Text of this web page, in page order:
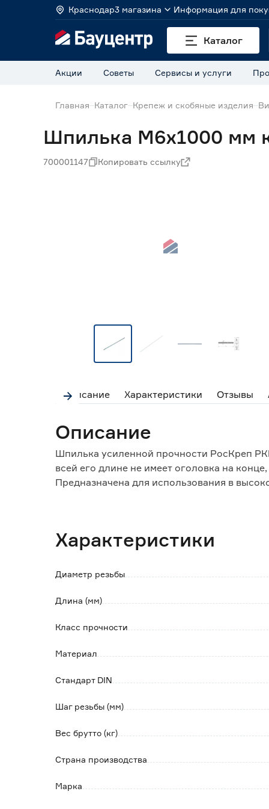
Краснодар3 магазина Информация для
Каталог
Акции Советы Сервисы и услуги
Главная Каталог Крепеж и скобяные изделия
Шпилька М6х1000 мм
700001147 Копировать ссылку
Описание Характеристики Отзывы
Описание
Шпилька усиленной прочности РосКреп
всей его длине не имеет оголовка на
Предназначена для использования в
Шпилька имеет защитное
Полное соответствие соединения
Характеристики
Диаметр резьбы
Длина (мм)
Класс прочности
Материал
Стандарт DIN
Шаг резьбы (мм)
Вес брутто (кг)
Страна производства
Марка